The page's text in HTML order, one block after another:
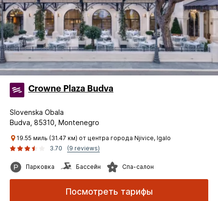
Crowne Plaza Budva
Slovenska Obala
Budva, 85310, Montenegro
19.55 миль (31.47 км) от центра города Njivice, Igalo
3.70
(9 reviews)
Парковка Бассейн Спа-салон
Посмотреть тарифы